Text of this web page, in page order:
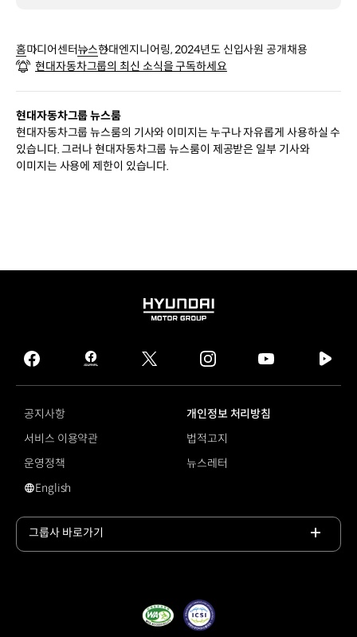
홈미디어센터뉴스현대엔지니어링, 2024년도 신입사원 공개채용
현대자동차그룹의 최신 소식을 구독하세요
현대자동차그룹 뉴스룸
현대자동차그룹 뉴스룸의 기사와 이미지는 누구나 자유롭게 사용하실 수
있습니다. 그러나 현대자동차그룹 뉴스룸이 제공받은 일부 기사와
이미지는 사용에 제한이 있습니다.
HYUNDAI
GROUP
facebook
hmg
journal
twitter instagram
tv
공지사항
개인정보 처리방침
서비스 이용약관
법적고지
운영정책
뉴스레터
영문 사이트로 이동
English
그룹사 바로가기